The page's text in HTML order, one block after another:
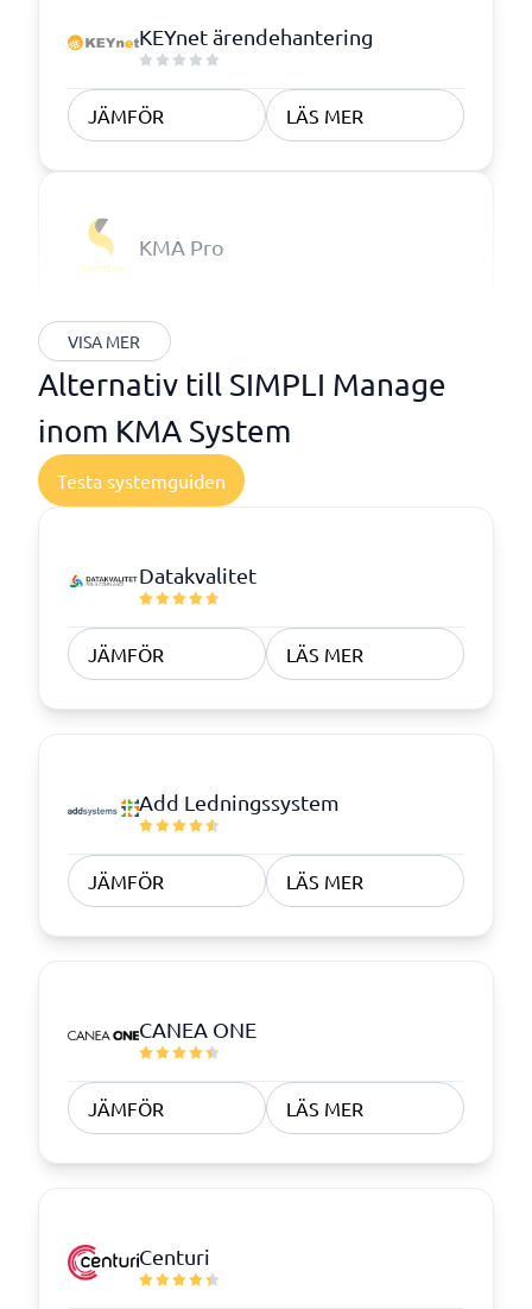
KEYnet ärendehantering
JÄMFÖR LÄS MER
KMA Pro
VISA MER
Alternativ till SIMPLI Manage
inom KMA System
Testa systemguiden
Datakvalitet
JÄMFÖR LÄS MER
Add Ledningssystem
JÄMFÖR LÄS MER
CANEA ONE
JÄMFÖR LÄS MER
Centuri